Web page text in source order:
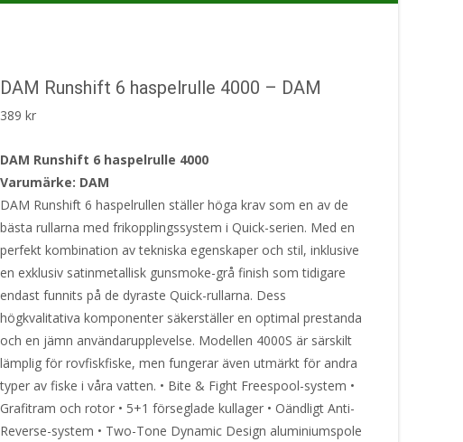
DAM Runshift 6 haspelrulle 4000 – DAM
389kr
DAM Runshift 6 haspelrulle 4000
Varumärke: DAM
DAM Runshift 6 haspelrullen ställer höga krav som en av de
bästa rullarna med frikopplingssystem i Quick-serien. Med en
perfekt kombination av tekniska egenskaper och stil, inklusive
en exklusiv satinmetallisk gunsmoke-grå finish som tidigare
endast funnits på de dyraste Quick-rullarna. Dess
högkvalitativa komponenter säkerställer en optimal prestanda
och en jämn användarupplevelse. Modellen 4000S är särskilt
lämplig för rovfiskfiske, men fungerar även utmärkt för andra
typer av fiske i våra vatten. • Bite & Fight Freespool-system •
Grafitram och rotor • 5+1 förseglade kullager • Oändligt Anti-
Reverse-system • Two-Tone Dynamic Design aluminiumspole